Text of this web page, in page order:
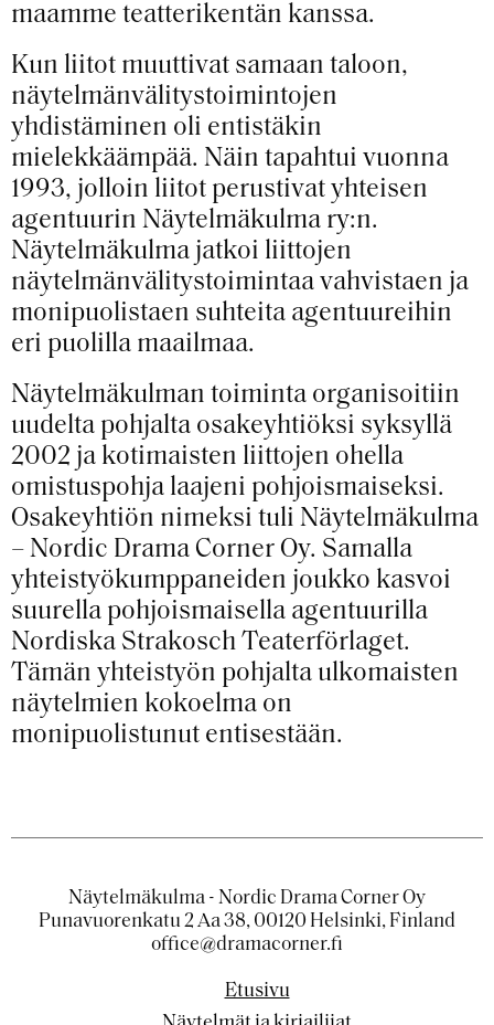
maamme teatterikentän kanssa.
Kun liitot muuttivat samaan taloon,
näytelmänvälitystoimintojen
yhdistäminen oli entistäkin
mielekkäämpää. Näin tapahtui vuonna
1993, jolloin liitot perustivat yhteisen
agentuurin Näytelmäkulma ry:n.
Näytelmäkulma jatkoi liittojen
näytelmänvälitystoimintaa vahvistaen ja
monipuolistaen suhteita agentuureihin
eri puolilla maailmaa.
Näytelmäkulman toiminta organisoitiin
uudelta pohjalta osakeyhtiöksi syksyllä
2002 ja kotimaisten liittojen ohella
omistuspohja laajeni pohjoismaiseksi.
Osakeyhtiön nimeksi tuli Näytelmäkulma
– Nordic Drama Corner Oy. Samalla
yhteistyökumppaneiden joukko kasvoi
suurella pohjoismaisella agentuurilla
Nordiska Strakosch Teaterförlaget.
Tämän yhteistyön pohjalta ulkomaisten
näytelmien kokoelma on
monipuolistunut entisestään.
Näytelmäkulma - Nordic Drama Corner Oy
Punavuorenkatu 2 Aa 38, 00120 Helsinki, Finland
office@dramacorner.fi
Etusivu